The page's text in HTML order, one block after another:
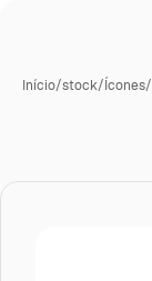
Início/stock/Ícones/